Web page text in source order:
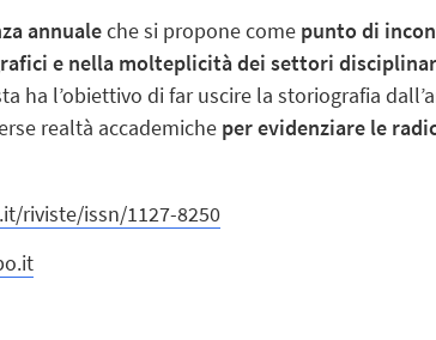
annualeche si propone come punto di
e nella molteplicità dei settori
ha l’obiettivo di far uscire la storiografia
realtà accademiche per evidenziare le
riviste/issn/1127-8250